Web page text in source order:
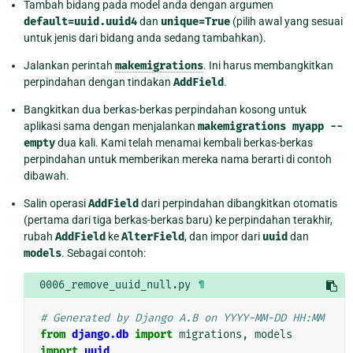
Tambah bidang pada model anda dengan argumen
default=uuid.uuid4dan unique=True (pilih awal yang sesuai
untuk jenis dari bidang anda sedang tambahkan).
Jalankan perintah makemigrations. Ini harus membangkitkan
perpindahan dengan tindakan AddField.
Bangkitkan dua berkas-berkas perpindahan kosong untuk
aplikasi sama dengan menjalankan makemigrations myapp --
emptydua kali. Kami telah menamai kembali berkas-berkas
perpindahan untuk memberikan mereka nama berarti di contoh
dibawah.
Salin operasiAddField dari perpindahan dibangkitkan otomatis
(pertama dari tiga berkas-berkas baru) ke perpindahan terakhir,
rubah AddField keAlterField, dan impor dari uuid dan
models. Sebagai contoh:
0006_remove_uuid_null.py ¶
# Generated by Django A.B on YYYY-MM-DD HH:MM
from django.db import migrations , models